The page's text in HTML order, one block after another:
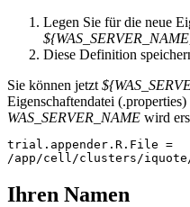
Legen Sie für die neue
Diese Definition
Sie können jetzt
Eigenschaftendatei
WAS_SERVER_NAME wird
/app/cell/clusters/iquote/
Ihren Namen